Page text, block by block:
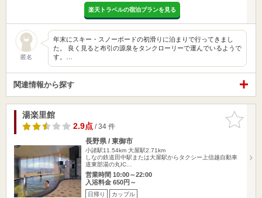
楽天トラベルの宿泊プランを見る
匿名
年末にスキー・スノーボードの初滑りに泊まりで行ってきまし
た。 良く見ると布引の源泉をタンクローリーで運んでいるようで
す。…
関連情報から探す
お気に入
りに追加
湯楽里館
2.9点/ 34 件
長野県 / 東御市
小諸駅11.54km 大屋駅2.71km
しなの鉄道田中駅または大屋駅からタクシー上信越自動車
道東部湯の丸IC…
営業時間 10:00～22:00
入浴料金 650円～
日帰り カップル